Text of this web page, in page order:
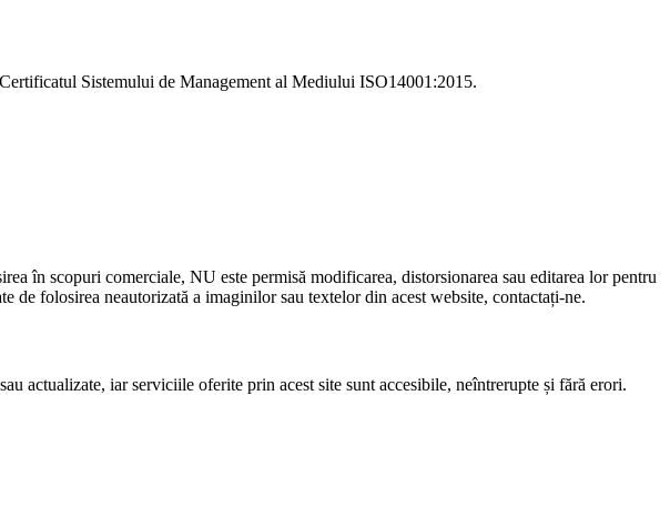
Sistemului de Management al Mediului ISO14001:2015.
în scopuri comerciale, NU este permisă modificarea, distorsionarea sau editarea lor pentru
de folosirea neautorizată a imaginilor sau textelor din acest website, contactați-ne.
actualizate, iar serviciile oferite prin acest site sunt accesibile, neîntrerupte și fără erori.